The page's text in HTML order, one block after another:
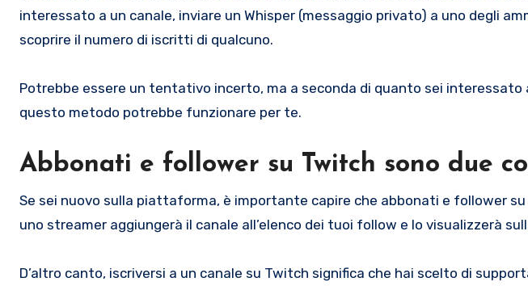
interessato a un canale, inviare un Whisper (messaggio privato) a uno degli
scoprire il numero di iscritti di qualcuno.
Potrebbe essere un tentativo incerto, ma a seconda di quanto sei
questo metodo potrebbe funzionare per te.
Abbonati e follower su Twitch sono due
Se sei nuovo sulla piattaforma, è importante capire che abbonati e follower
uno streamer aggiungerà il canale all’elenco dei tuoi follow e lo visualizzerà
D’altro canto, iscriversi a un canale su Twitch significa che hai scelto di